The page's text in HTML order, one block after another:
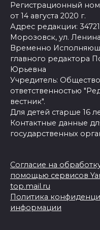
Регистрационный
от 14 августа 2020 г.
Адрес редакции:
Морозовск, ул.
Временно
главного редактора
Юрьевна
Учредитель:
ответственностью
вестник".
Для детей старше 16
Контактные данные
государственных
Согласие на
помощью сервисов
top.mail.ru
Политика
информации